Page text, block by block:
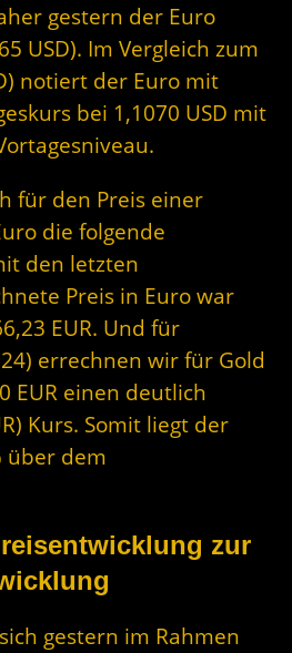
gestern der Euro
USD). Im Vergleich zum
notiert der Euro mit
bei 1,1070 USD mit
für den Preis einer
die folgende
den letzten
Preis in Euro war
EUR. Und für
errechnen wir für Gold
EUR einen deutlich
Kurs. Somit liegt der
über dem
zur
gestern im Rahmen